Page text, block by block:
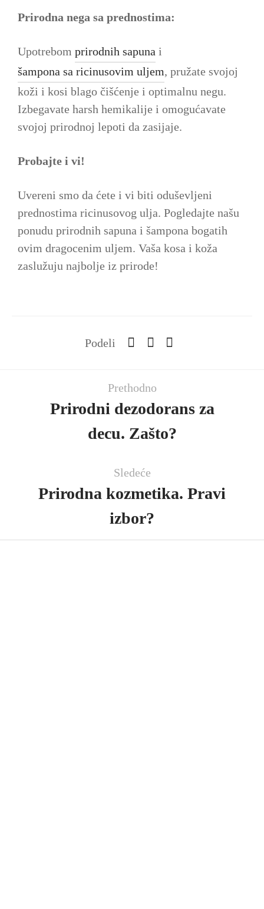
Prirodna nega sa prednostima:
Upotrebom prirodnih sapuna i
šampona sa ricinusovim uljem, pružate svojoj
koži i kosi blago čišćenje i optimalnu negu.
Izbegavate harsh hemikalije i omogućavate
svojoj prirodnoj lepoti da zasijaje.
Probajte i vi!
Uvereni smo da ćete i vi biti oduševljeni
prednostima ricinusovog ulja. Pogledajte našu
ponudu prirodnih sapuna i šampona bogatih
ovim dragocenim uljem. Vaša kosa i koža
zaslužuju najbolje iz prirode!
Podeli
Prethodno
Prirodni dezodorans za
decu. Zašto?
Sledeće
Prirodna kozmetika. Pravi
izbor?